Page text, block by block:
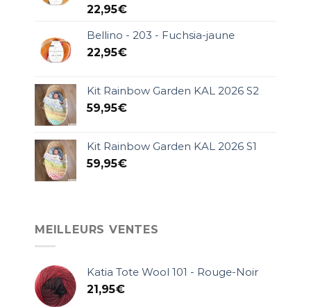
22,95€
Bellino - 203 - Fuchsia-jaune
22,95€
Kit Rainbow Garden KAL 2026 S2
59,95€
Kit Rainbow Garden KAL 2026 S1
59,95€
MEILLEURS VENTES
Katia Tote Wool 101 - Rouge-Noir
21,95€